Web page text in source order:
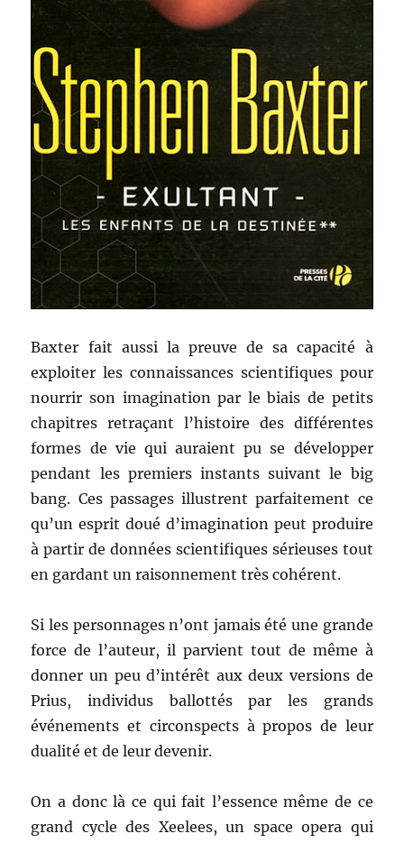
Baxter fait aussi la preuve de sa capacité à
exploiter les connaissances scientifiques pour
nourrir son imagination par le biais de petits
chapitres retraçant l’histoire des différentes
formes de vie qui auraient pu se développer
pendant les premiers instants suivant le big
bang. Ces passages illustrent parfaitement ce
qu’un esprit doué d’imagination peut produire
à partir de données scientifiques sérieuses tout
en gardant un raisonnement très cohérent.
Si les personnages n’ont jamais été une grande
force de l’auteur, il parvient tout de même à
donner un peu d’intérêt aux deux versions de
Prius, individus ballottés par les grands
événements et circonspects à propos de leur
dualité et de leur devenir.
On a donc là ce qui fait l’essence même de ce
grand cycle des Xeelees, un space opera qui